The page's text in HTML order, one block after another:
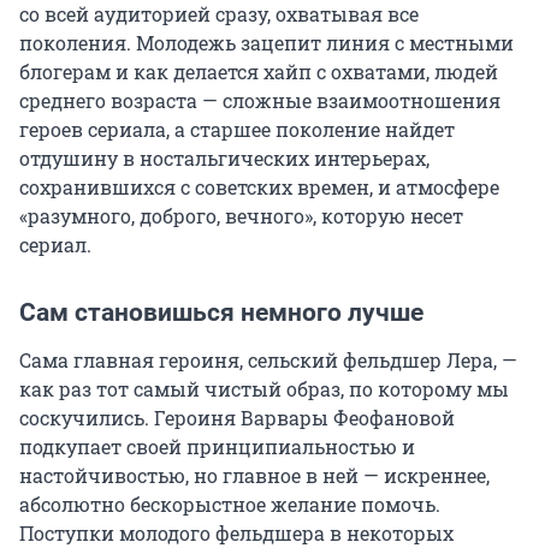
со всей аудиторией сразу, охватывая все
поколения. Молодежь зацепит линия с местными
блогерам и как делается хайп с охватами, людей
среднего возраста — сложные взаимоотношения
героев сериала, а старшее поколение найдет
отдушину в ностальгических интерьерах,
сохранившихся с советских времен, и атмосфере
«разумного, доброго, вечного», которую несет
сериал.
Сам становишься немного лучше
Сама главная героиня, сельский фельдшер Лера, —
как раз тот самый чистый образ, по которому мы
соскучились. Героиня Варвары Феофановой
подкупает своей принципиальностью и
настойчивостью, но главное в ней — искреннее,
абсолютно бескорыстное желание помочь.
Поступки молодого фельдшера в некоторых